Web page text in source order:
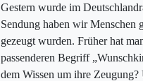
Gestern wurde im
Sendung haben wir Menschen
gezeugt wurden. Früher hat
passenderen Begriff
dem Wissen um ihre